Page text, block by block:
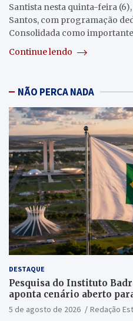
Santista nesta quinta-feira
Santos, com programação
Consolidada como
Continue lendo
NÃO PERCA NADA
DESTAQUE
Pesquisa do Instituto
aponta cenário aberto
5 de agosto de 2026 Redação